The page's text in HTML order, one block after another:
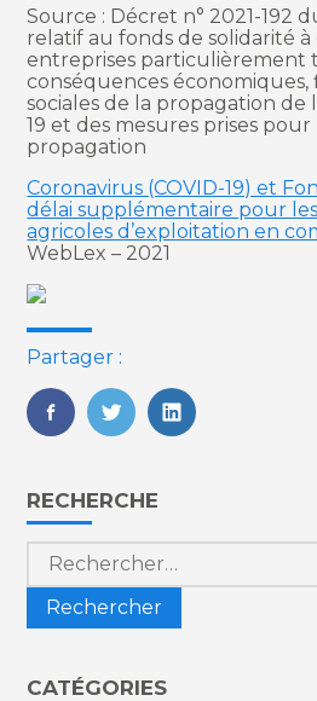
Source : Décret n° 2021-192
relatif au fonds de solidarité
entreprises particulièrement
conséquences économiques,
sociales de la propagation de
19 et des mesures prises
propagation
Coronavirus (COVID-19) et
délai supplémentaire pour
agricoles d’exploitation en
WebLex – 2021
Partager :
FaceBook
TwitterLinkedIn
Blog
sidebar
RECHERCHE
Rechercher :
CATÉGORIES